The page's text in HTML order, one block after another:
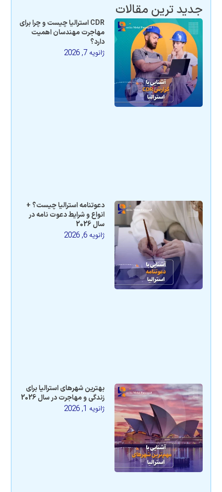
جدید ترین مقالات
CDR استرالیا چیست و چرا برای
مهاجرت مهندسان اهمیت
دارد؟
ژانویه 7, 2026
دعوتنامه استرالیا چیست؟ +
انواع و شرایط دعوت نامه در
سال 2026
ژانویه 6, 2026
بهترین شهرهای استرالیا برای
زندگی و مهاجرت در سال 2026
ژانویه 1, 2026